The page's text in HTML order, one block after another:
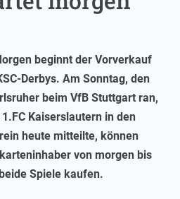
beginnt der Vorverkauf
Derbys. Am Sonntag, den
beim VfB Stuttgart ran,
Kaiserslautern in den
heute mitteilte, können
von morgen bis
Spiele kaufen.